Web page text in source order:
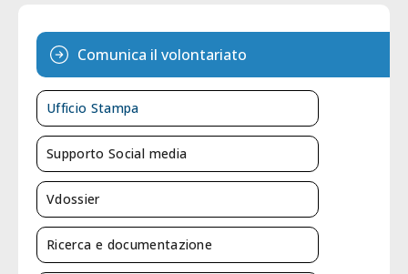
Comunica il volontariato
Ufficio Stampa
Supporto Social media
Vdossier
Ricerca e documentazione